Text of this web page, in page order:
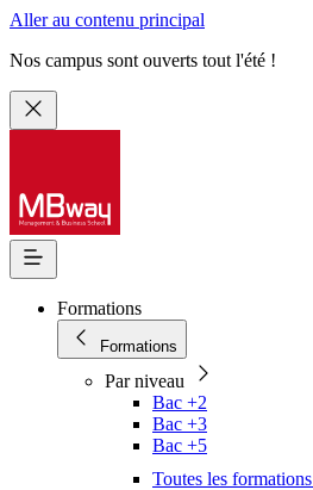
Aller au contenu principal
Nos campus sont ouverts tout l'été !
Formations
Formations
Par niveau
Bac +2
Bac +3
Bac +5
Toutes les formations